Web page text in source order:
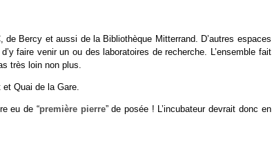
Bercy et aussi de la Bibliothèque Mitterrand. D’autres espaces
faire venir un ou des laboratoires de recherche. L’ensemble fait
très loin non plus.
Quai de la Gare.
eu de “première pierre” de posée ! L’incubateur devrait donc en